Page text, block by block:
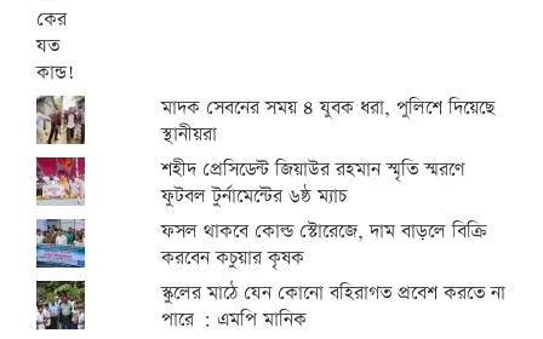
মাদক সেবনের সময় ৪ যুবক ধরা, পুলিশে দিয়েছে
স্থানীয়রা
শহীদ প্রেসিডেন্ট জিয়াউর রহমান স্মৃতি স্মরণে
ফুটবল টুর্নামেন্টের ৬ষ্ঠ ম্যাচ
ফসল থাকবে কোল্ড স্টোরেজে, দাম বাড়লে বিক্রি
করবেন কচুয়ার কৃষক
স্কুলের মাঠে যেন কোনো বহিরাগত প্রবেশ করতে না
পারে : এমপি মানিক